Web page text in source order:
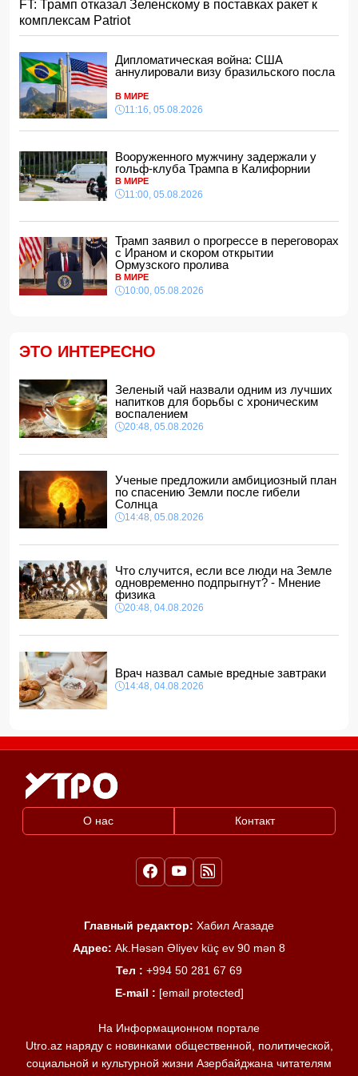
использования детьми социальных сетей сформируют
цифровую правовую среду
21:16, 05.08.2026
Потраченные Западом миллиарды могли бы превратить
Украину в Дубай
21:00, 05.08.2026
Зеленый чай назвали одним из лучших напитков для
борьбы с хроническим воспалением
20:48, 05.08.2026
"Арсенал" и "Ньюкасл" согласовали трансфер Бруно
Гимарайнса
20:28, 05.08.2026
соцсетях соответствует глобальным вызовам
Азербайджанский кардиолог получила высшую
европейскую сертификацию в области кардиальной
МРТ
20:00, 05.08.2026
на турнире Batumi Open
18:18, 05.08.2026
В Азербайджане вводятся штрафы за нарушение
требований к соцсетям и меняется порядок передачи
государственного имущества
687 американских военных получили ранения в ходе
конфликта с Ираном
18:00, 05.08.2026
Арестован муж известной ведущей Нигяр Фархад
В Баку мужчина арестован за дебош на кладбище
16:28, 05.08.2026
ВНИМАНИЮжелающих приобрести новое, полностью
отремонтированное жилье
16:16, 05.08.2026
FT: Трамп отказал Зеленскому в поставках ракет к
комплексам Patriot
Дипломатическая война: США
аннулировали визу бразильского посла
В МИРЕ
11:16, 05.08.2026
Вооруженного мужчину задержали у
гольф-клуба Трампа в Калифорнии
В МИРЕ
11:00, 05.08.2026
Трамп заявил о прогрессе в переговорах
с Ираном и скором открытии
Ормузского пролива
В МИРЕ
10:00, 05.08.2026
ЭТО ИНТЕРЕСНО
Зеленый чай назвали одним из лучших
напитков для борьбы с хроническим
воспалением
20:48, 05.08.2026
Ученые предложили амбициозный план
по спасению Земли после гибели
Солнца
14:48, 05.08.2026
Что случится, если все люди на Земле
одновременно подпрыгнут? - Мнение
физика
20:48, 04.08.2026
Врач назвал самые вредные завтраки
14:48, 04.08.2026
О нас Контакт
Главный редактор: Хабил Агазаде
Адрес: Ak.Həsən Əliyev küç ev 90 mən 8
Тел : +994 50 281 67 69
E-mail : [email protected]
На Информационном портале
Utro.az наряду с новинками общественной, политической,
социальной и культурной жизни Азербайджана читателям